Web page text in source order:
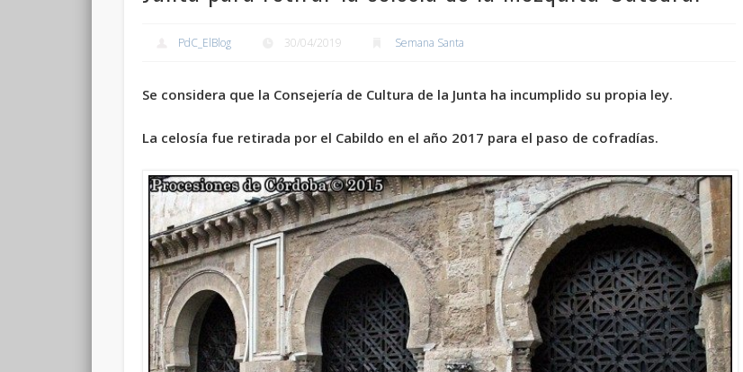
PdC_ElBlog 30/04/2019 Semana Santa
Se considera que la Consejería de Cultura de la Junta ha incumplido su propia ley.
La celosía fue retirada por el Cabildo en el año 2017 para el paso de cofradías.